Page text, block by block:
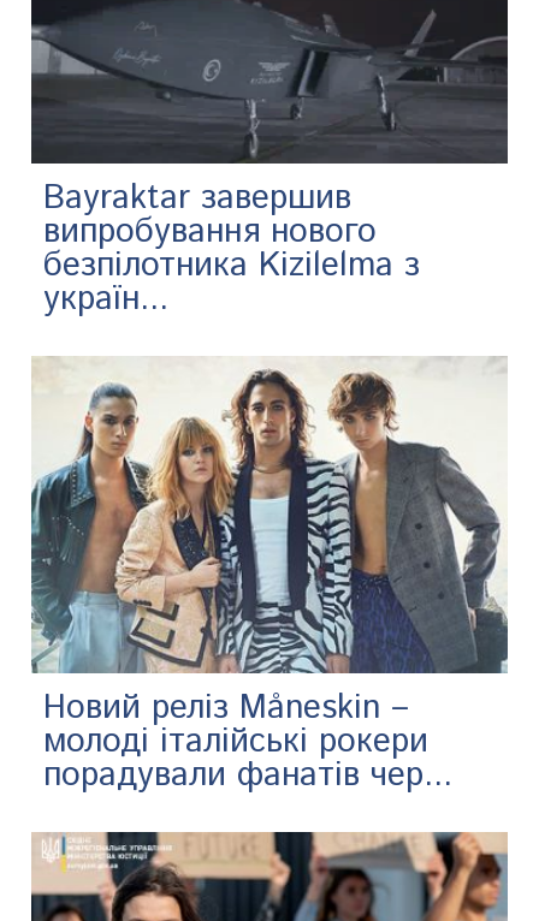
Bayraktar завершив
випробування нового
безпілотника Kizilelma з
україн...
Новий реліз Måneskin –
молоді італійські рокери
порадували фанатів чер...